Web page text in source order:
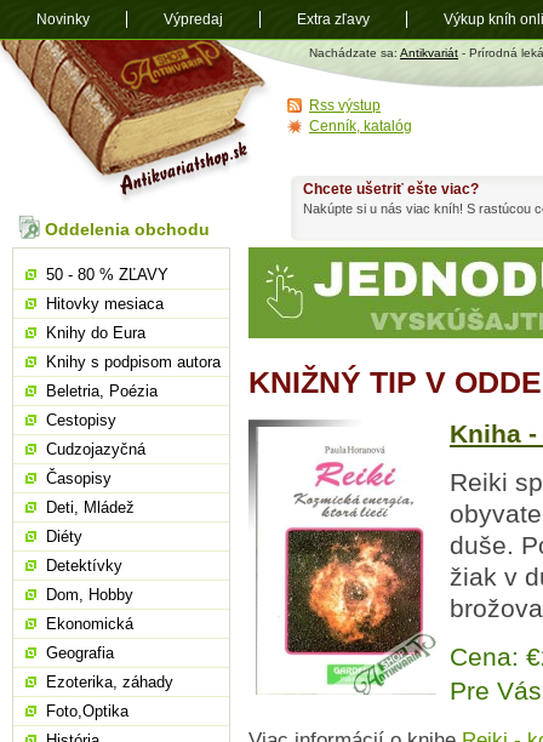
Antikvariát
shop.sk
Nachádzate sa: Antikvariát - Prírodná
KNIŽNÝ TIP V
Kniha
Reiki
duše.
žiak v
Cena:
Pre
Chcete ušetriť ešte viac?
Nakúpte si u nás viac kníh! S rastúcou
Oddelenia obchodu
50 - 80 % ZĽAVY
Hitovky mesiaca
Knihy do Eura
Knihy s podpisom autora
Beletria, Poézia
Cestopisy
Cudzojazyčná
Časopisy
Deti, Mládež
Diéty
Detektívky
Dom, Hobby
Ekonomická
Geografia
Ezoterika, záhady
Foto,Optika
Rss výstup
Cenník, katalóg
Novinky Výpredaj Extra zľavy Výkup kníh